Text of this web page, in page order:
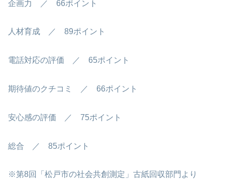
企画力 ／ 66ポイント
人材育成 ／ 89ポイント
電話対応の評価 ／ 65ポイント
期待値のクチコミ ／ 66ポイント
安心感の評価 ／ 75ポイント
総合 ／ 85ポイント
※第8回「松戸市の社会共創測定」古紙回収部門より